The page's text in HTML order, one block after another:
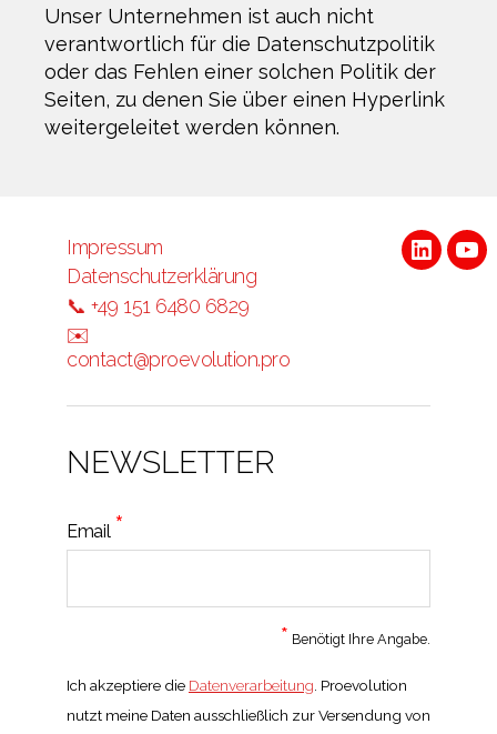
Unser Unternehmen ist auch nicht
verantwortlich für die Datenschutzpolitik
oder das Fehlen einer solchen Politik der
Seiten, zu denen Sie über einen Hyperlink
weitergeleitet werden können.
Impressum
Datenschutzerklärung
📞 +49 151 6480 6829
✉️
contact@proevolution.pro
NEWSLETTER
Email *
* Benötigt Ihre Angabe.
Ich akzeptiere die Datenverarbeitung . Proevolution
nutzt meine Daten ausschließlich zur Versendung von